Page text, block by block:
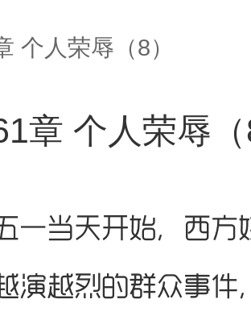
个人荣辱（8）
章 个人荣辱